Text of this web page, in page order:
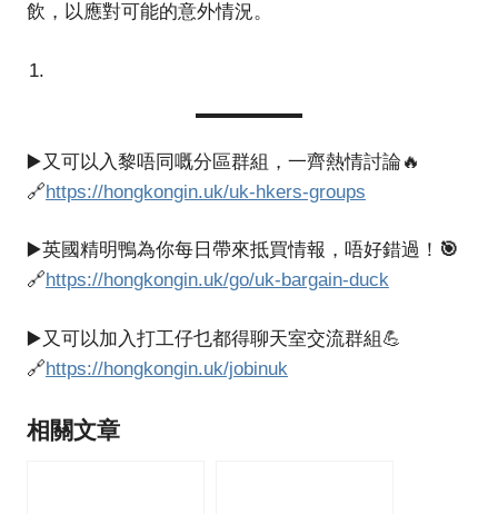
飲，以應對可能的意外情況。
▶️又可以入黎唔同嘅分區群組，一齊熱情討論🔥
🔗https://hongkongin.uk/uk-hkers-groups
▶️英國精明鴨為你每日帶來抵買情報，唔好錯過！ 🎯
🔗https://hongkongin.uk/go/uk-bargain-duck
▶️又可以加入打工仔乜都得聊天室交流群組💪
🔗https://hongkongin.uk/jobinuk
相關文章